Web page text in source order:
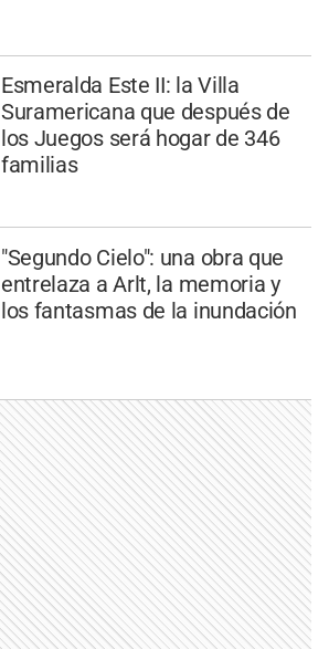
Esmeralda Este II: la Villa
Suramericana que después de
los Juegos será hogar de 346
familias
"Segundo Cielo": una obra que
entrelaza a Arlt, la memoria y
los fantasmas de la inundación